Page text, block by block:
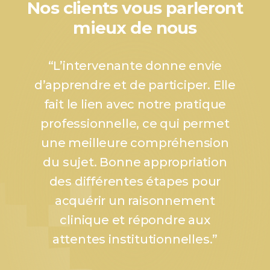
Nos clients vous parleront
mieux de nous
“L’intervenante donne envie
d’apprendre et de participer. Elle
fait le lien avec notre pratique
professionnelle, ce qui permet
une meilleure compréhension
du sujet. Bonne appropriation
des différentes étapes pour
acquérir un raisonnement
clinique et répondre aux
attentes institutionnelles.”